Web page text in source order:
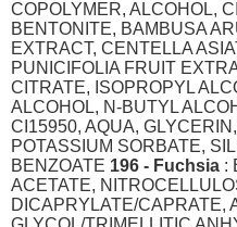
COPOLYMER, ALCOHOL,
BENTONITE, BAMBUSA
EXTRACT, CENTELLA
PUNICIFOLIA FRUIT
CITRATE, ISOPROPYL
ALCOHOL, N-BUTYL
CI15950, AQUA,
POTASSIUM SORBATE,
BENZOATE 196 - Fuchsia :
ACETATE,
DICAPRYLATE/CAPRATE,